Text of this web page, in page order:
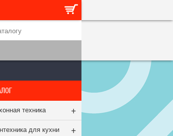
техника +
для кухни +